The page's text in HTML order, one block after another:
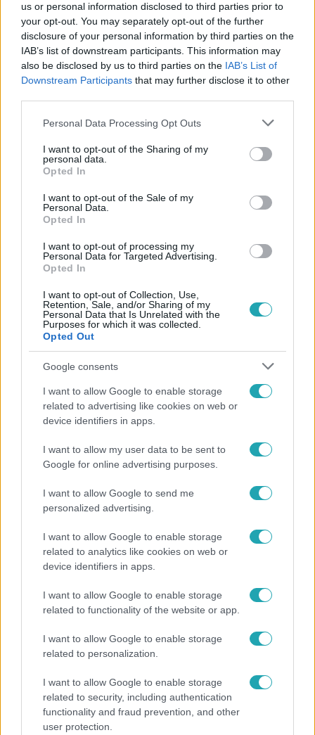
us or personal information disclosed to third parties prior to
your opt-out. You may separately opt-out of the further
disclosure of your personal information by third parties on the
IAB’s list of downstream participants. This information may
also be disclosed by us to third parties on the IAB’s List of
Downstream Participants that may further disclose it to other
Please note that this website/app uses one or more Google
not limited to your visit or usage behaviour. You may click to
grant or deny consent to Google and its third-party tags to
use your data for below specified purposes in below Google
consent section.
Personal Data Processing Opt Outs
I want to opt-out of the Sharing of my
personal data.
Opted In
I want to opt-out of the Sale of my
Personal Data.
Opted In
I want to opt-out of processing my
Personal Data for Targeted Advertising.
Opted In
I want to opt-out of Collection, Use,
Retention, Sale, and/or Sharing of my
Personal Data that Is Unrelated with the
Purposes for which it was collected.
Opted Out
Google consents
I want to allow Google to enable storage
related to advertising like cookies on web or
device identifiers in apps.
I want to allow my user data to be sent to
Google for online advertising purposes.
I want to allow Google to send me
personalized advertising.
I want to allow Google to enable storage
related to analytics like cookies on web or
device identifiers in apps.
I want to allow Google to enable storage
related to functionality of the website or app.
I want to allow Google to enable storage
related to personalization.
I want to allow Google to enable storage
related to security, including authentication
functionality and fraud prevention, and other
user protection.
#BELFÖLD #IDŐJÁRÁS # ÁRVÍZ #AUSZTRIA
#DUNA #VÍZÁLLÁS #ESŐZÉS
Népszerű
Életmód
Kitört a lecsó-láz! Íme 3 tuti recept az
"Nem beszélek már vele évek óta" - Édesapja